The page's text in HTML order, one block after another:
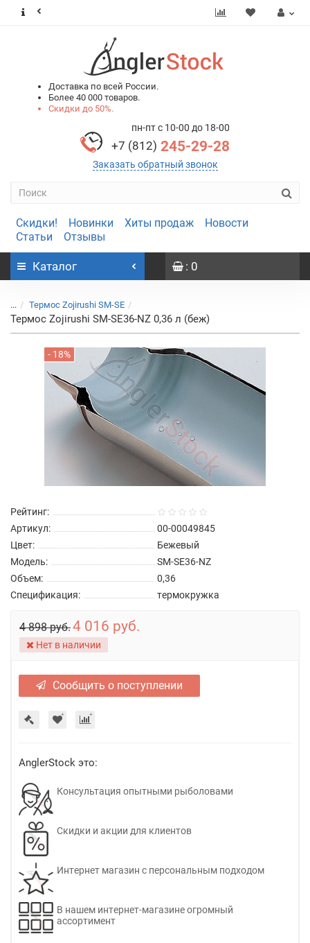
Доставка по всей России.
Более 40 000 товаров.
Скидки до 50%.
пн-пт с 10-00 до 18-00
+7 (812) 245-29-28
Заказать обратный звонок
Скидки! Новинки Хиты продаж
Новости
Статьи
Отзывы
Каталог : 0
... Термос Zojirushi SM-SE
Термос Zojirushi SM-SE36-NZ 0,36 л (беж)
- 18%
Рейтинг:
Артикул:
00-00049845
Цвет:
Бежевый
Модель:
SM-SE36-NZ
Объем:
0,36
Спецификация:
термокружка
4 898 руб.4 016 руб.
Нет в наличии
Сообщить о поступлении
AnglerStock это:
Консультация опытными рыболовами
Скидки и акции для клиентов
Интернет магазин с персональным подходом
В нашем интернет-магазине огромный
ассортимент